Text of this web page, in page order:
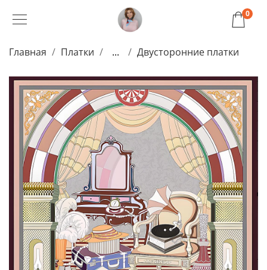
0
Главная Платки ... Двусторонние платки